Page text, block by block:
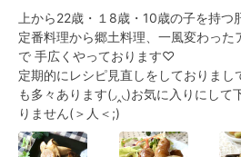
上から22歳・１8歳・10歳の子を持つ
定番料理から郷土料理、一風変わった
で 手広くやっております♡
定期的にレシピ見直しをしておりま
も多々あります(◞‸◟)お気に入りにし
りません(＞人＜;)